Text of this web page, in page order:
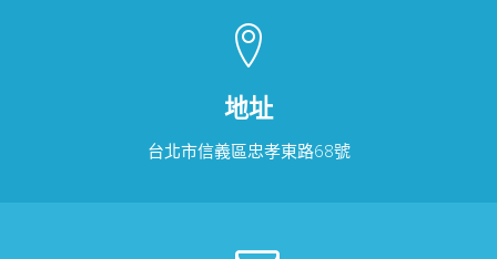
地址
台北市信義區忠孝東路68號